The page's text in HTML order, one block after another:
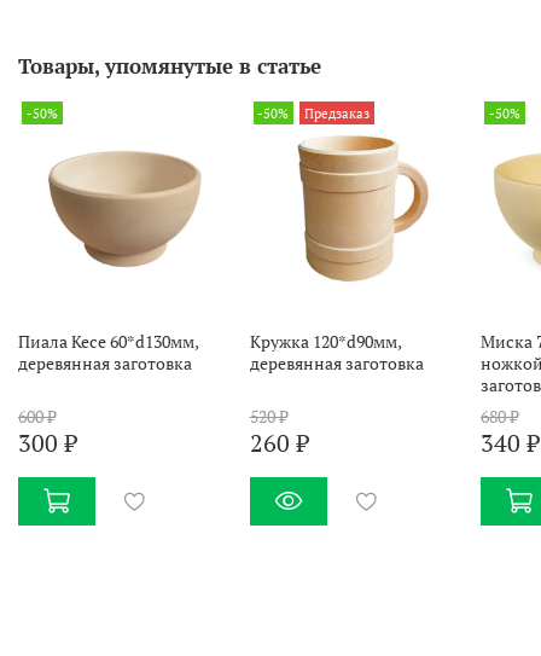
Товары, упомянутые в статье
-50%
Пиала Кесе 60*d130мм,
деревянная заготовка
600 ₽
300 ₽
-50% Предзаказ
Кружка 120*d90мм,
деревянная заготовка
520 ₽
260 ₽
-50%
Миска
680 ₽
340 ₽